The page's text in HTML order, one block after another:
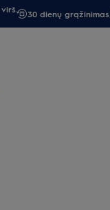
30 dienų grąžinimas